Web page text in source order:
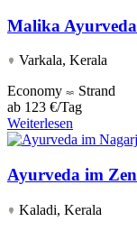
Malika
Varkala, Kerala
Economy
Strand
ab 123 €/Tag
Weiterlesen
Ayurveda im
Kaladi, Kerala